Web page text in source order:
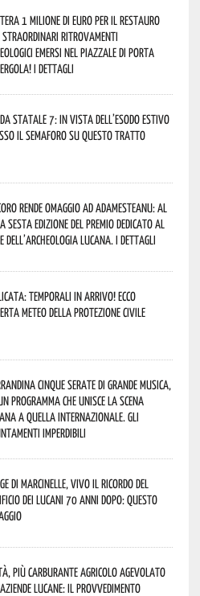
1 milione di euro per il restauro
straordinari ritrovamenti
emersi nel piazzale di Porta
I dettagli
statale 7: in vista dell’esodo estivo
il semaforo su questo tratto
rende omaggio ad Adamesteanu: al
sesta edizione del Premio dedicato al
dell’archeologia lucana. I dettagli
temporali in arrivo! Ecco
meteo della Protezione civile
cinque serate di grande musica,
programma che unisce la scena
a quella internazionale. Gli
imperdibili
di Marcinelle, vivo il ricordo del
dei lucani 70 anni dopo: questo
più carburante agricolo agevolato
lucane: il provvedimento